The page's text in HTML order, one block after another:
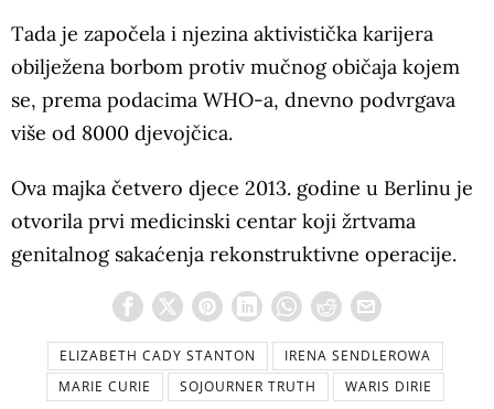
Tada je započela i njezina aktivistička karijera
obilježena borbom protiv mučnog običaja kojem
se, prema podacima WHO-a, dnevno podvrgava
više od 8000 djevojčica.
Ova majka četvero djece 2013. godine u Berlinu je
otvorila prvi medicinski centar koji žrtvama
genitalnog sakaćenja rekonstruktivne operacije.
ELIZABETH CADY STANTON
IRENA SENDLEROWA
MARIE CURIE
SOJOURNER TRUTH WARIS DIRIE